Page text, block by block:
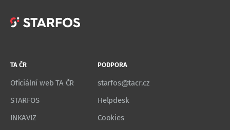
TA ČR
Oficiální web TA ČR
STARFOS
INKAVIZ
PODPORA
starfos@tacr.cz
Helpdesk
Cookies